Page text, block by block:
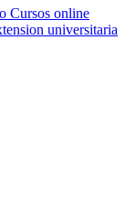
Cursos online
universitaria